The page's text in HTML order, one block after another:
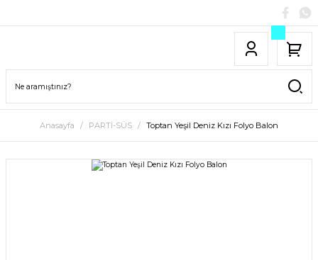
Anasayfa PARTİ-SÜS Toptan Yeşil Deniz Kızı Folyo Balon